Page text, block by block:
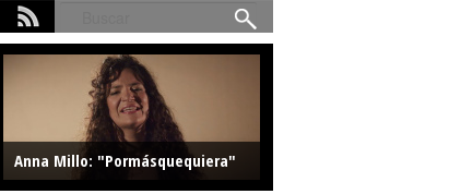
Buscar
Anna Millo: "Pormásquequiera"